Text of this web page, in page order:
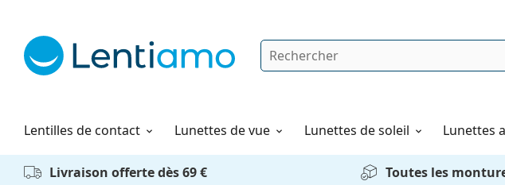
Rechercher
Lentilles de contact
Solutions Lunettes de vue Lunettes de soleil Lunettes
Comment commander
Livraison offerte dès 69 € Toutes les